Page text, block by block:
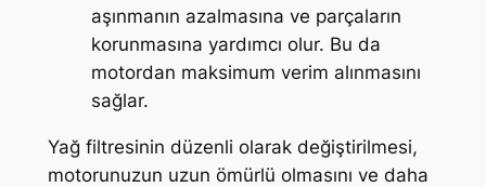
aşınmanın azalmasına ve parçaların
korunmasına yardımcı olur. Bu da
motordan maksimum verim alınmasını
sağlar.
Yağ filtresinin düzenli olarak değiştirilmesi,
motorunuzun uzun ömürlü olmasını ve daha